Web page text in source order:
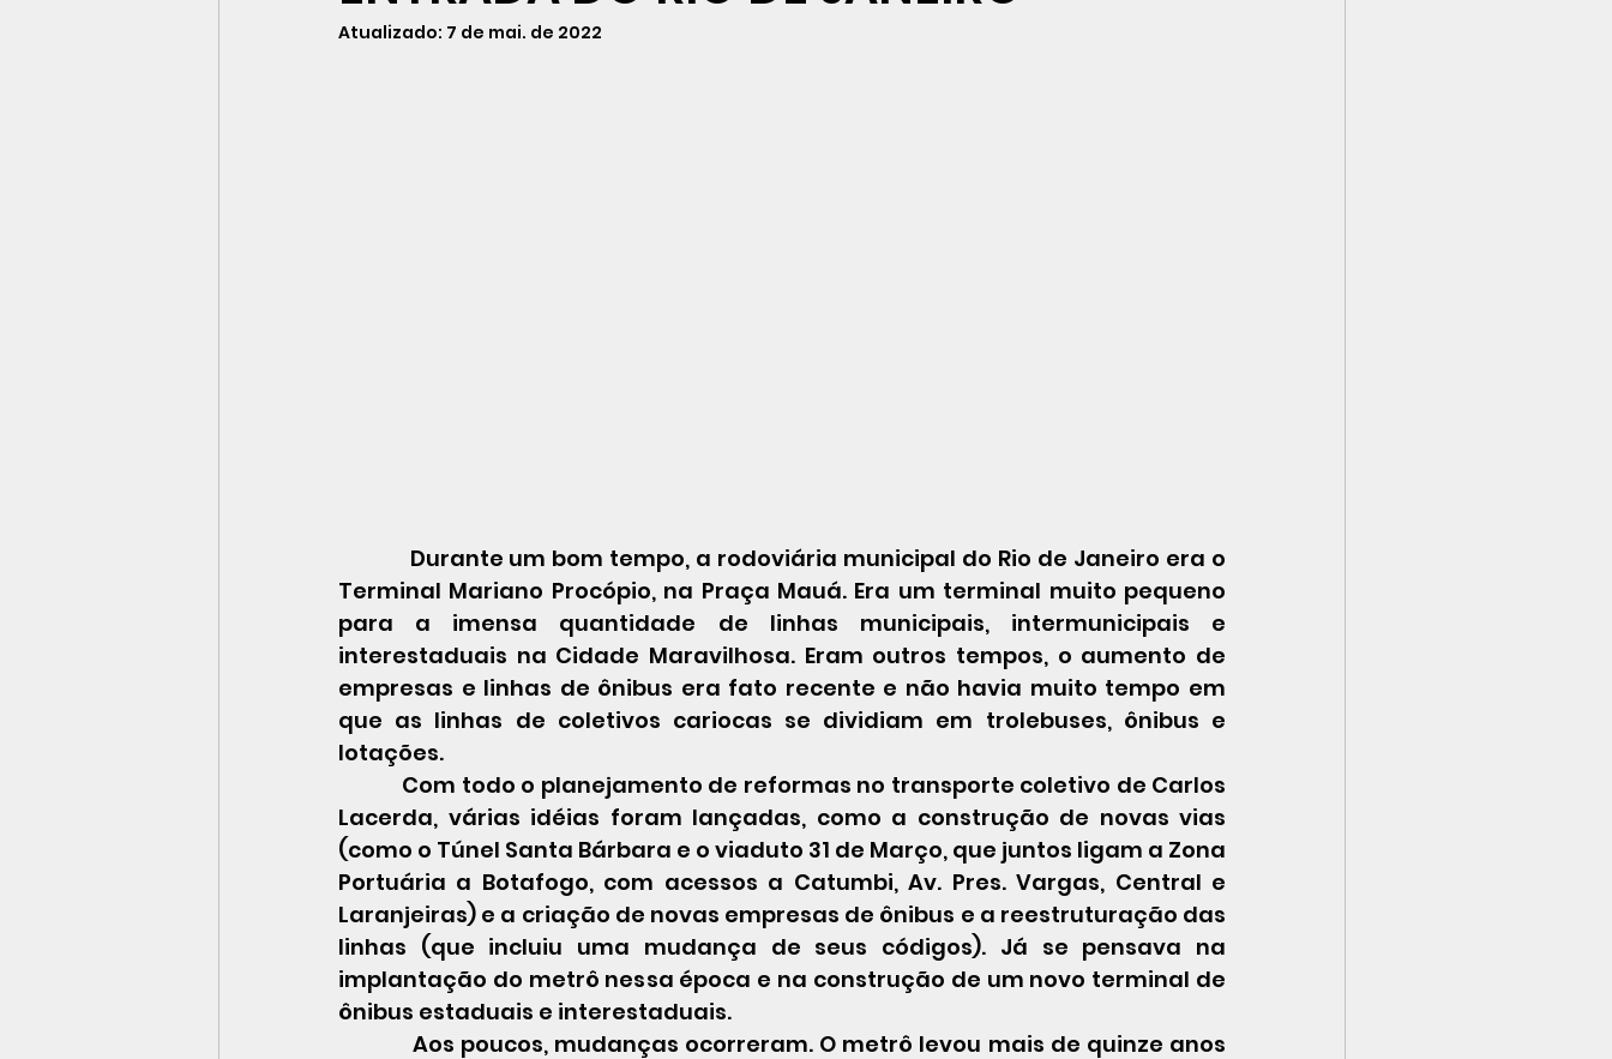
Atualizado: 7 de mai. de 2022
Terminal Mariano Procópio, na Praça Mauá. Era um terminal muito pequeno
para a imensa quantidade de linhas municipais, intermunicipais e
interestaduais na Cidade Maravilhosa. Eram outros tempos, o aumento de
empresas e linhas de ônibus era fato recente e não havia muito tempo em
que as linhas de coletivos cariocas se dividiam em trolebuses, ônibus e
lotações.
Lacerda, várias idéias foram lançadas, como a construção de novas vias
(como o Túnel Santa Bárbara e o viaduto 31 de Março, que juntos ligam a Zona
Portuária a Botafogo, com acessos a Catumbi, Av. Pres. Vargas, Central e
Laranjeiras) e a criação de novas empresas de ônibus e a reestruturação das
linhas (que incluiu uma mudança de seus códigos). Já se pensava na
implantação do metrô nessa época e na construção de um novo terminal de
ônibus estaduais e interestaduais.